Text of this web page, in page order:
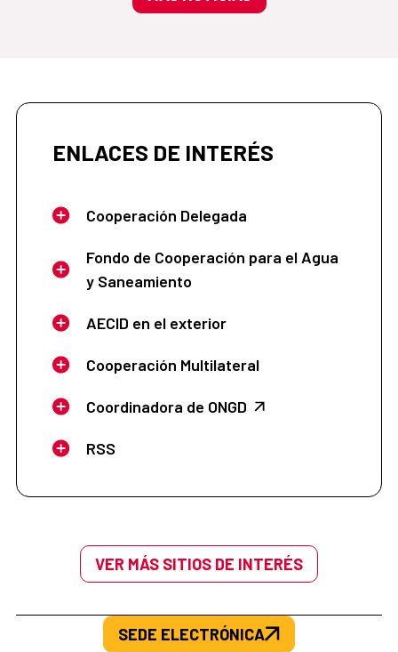
ENLACES DE INTERÉS
Cooperación Delegada
Fondo de Cooperación para el Agua
y Saneamiento
AECID en el exterior
Cooperación Multilateral
Coordinadora de ONGD
RSS
VER MÁS SITIOS DE INTERÉS
SEDE ELECTRÓNICA